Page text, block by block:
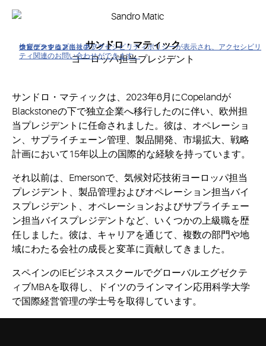
クリックすると当社のアクセシビリティポリシーが表示され、アクセシビリ
ティ関連のお問い合わせができます。
ナビゲーションにスキップ
コンテンツにスキップ
検索にスキップ
サンドロ・マティック
ヨーロッパ担当プレジデント
サンドロ・マティックは、2023年6月にCopelandが
Blackstoneの下で独立企業へ移行したのに伴い、欧州担
当プレジデントに任命されました。彼は、オペレーショ
ン、サプライチェーン管理、製品開発、市場拡大、戦略
計画において15年以上の国際的な経験を持っています。
それ以前は、Emersonで、気候対応技術ヨーロッパ担当
プレジデント、製品管理およびオペレーション担当バイ
スプレジデント、オペレーションおよびサプライチェー
ン担当バイスプレジデントなど、いくつかの上級職を歴
任しました。彼は、キャリアを通じて、複数の部門や地
域にわたる会社の成長と変革に貢献してきました。
スペインのIEビジネススクールでグローバルエグゼクテ
ィブMBAを取得し、ドイツのラインマイン応用科学大学
で国際経営管理の学士号を取得しています。